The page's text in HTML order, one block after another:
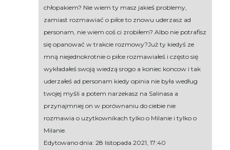
chłopakiem? Nie wiem ty masz jakieś problemy,
zamiast rozmawiać o piłce to znowu uderzasz ad
personam, nie wiem coś ci zrobiłem? Albo nie potrafisz
się opanować w trakcie rozmowy?Już ty kiedyś ze
mną niejednokrotnie o piłce rozmawiałeś i często się
wykładałeś swoją wiedzą srogo a koniec koncow i tak
uderzałeś ad personam kiedy opinia nie była według
twojej myśli a potem narzekasz na Salinasa a
przynajmniej on w porównaniu do ciebie nie
rozmawia o uzytkownikach tylko o Milanie i tylko o
Milanie.
Edytowano dnia: 28 listopada 2021, 17:40